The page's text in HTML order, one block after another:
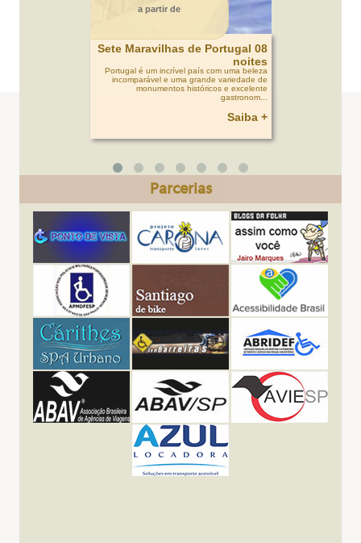
a partir de
Sete Maravilhas de Portugal 08
noites
Portugal é um incrível país com uma beleza
incomparável e uma grande variedade de
monumentos históricos e excelente
gastronom...
Saiba +
Parcerias